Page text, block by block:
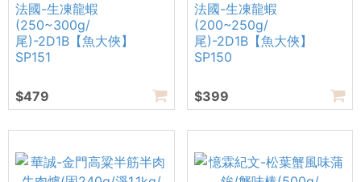
法國-生凍龍蝦
(250~300g/
尾)-2D1B【魚大俠】
SP151
$479
法國-生凍龍蝦
(200~250g/
尾)-2D1B【魚大俠】
SP150
$399